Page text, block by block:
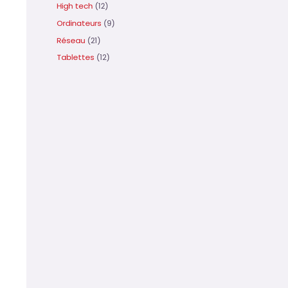
High tech (12)
Ordinateurs (9)
Réseau (21)
Tablettes (12)